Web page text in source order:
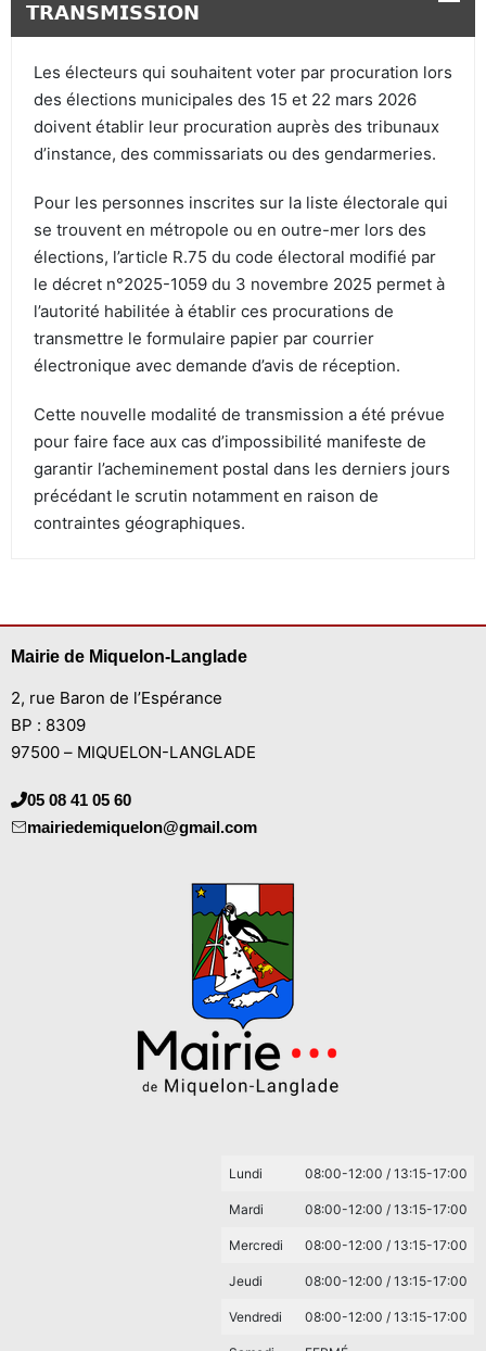
𝗧𝗥𝗔𝗡𝗦𝗠𝗜𝗦𝗦𝗜𝗢𝗡
Les électeurs qui souhaitent voter par procuration lors
des élections municipales des 15 et 22 mars 2026
doivent établir leur procuration auprès des tribunaux
d’instance, des commissariats ou des gendarmeries.
Pour les personnes inscrites sur la liste électorale qui
se trouvent en métropole ou en outre-mer lors des
élections, l’article R.75 du code électoral modifié par
le décret n°2025-1059 du 3 novembre 2025 permet à
l’autorité habilitée à établir ces procurations de
transmettre le formulaire papier par courrier
électronique avec demande d’avis de réception.
Cette nouvelle modalité de transmission a été prévue
pour faire face aux cas d’impossibilité manifeste de
garantir l’acheminement postal dans les derniers jours
précédant le scrutin notamment en raison de
contraintes géographiques.
Mairie de Miquelon-Langlade
2, rue Baron de l’Espérance
BP : 8309
97500 – MIQUELON-LANGLADE
05 08 41 05 60
mairiedemiquelon@gmail.com
Lundi 08:00-12:00 / 13:15-17:00
Mardi 08:00-12:00 / 13:15-17:00
Mercredi 08:00-12:00 / 13:15-17:00
Jeudi 08:00-12:00 / 13:15-17:00
Vendredi 08:00-12:00 / 13:15-17:00